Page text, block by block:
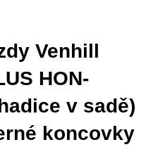
Venhill
HON-
v sadě)
koncovky